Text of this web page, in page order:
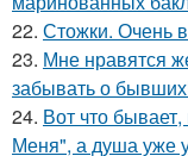
22. Стожки. Очень
23. Мне нравятся
забывать о
24. Вот что
Меня", а душа уже